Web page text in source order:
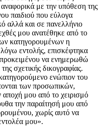
με την υπόθεση της
παιδιού που εύλογα
αλλά και σε πανελλήνιο
μου ανατέθηκε από το
κατηγορουμένων η
εντολής, επισκέφτηκα
να ενημερωθώ
σχετικής δικογραφίας.
ενώπιον του
των προσωπικών,
μου από το χειρισμό
την παραίτησή μου από
χωρίς αυτό να
μου».